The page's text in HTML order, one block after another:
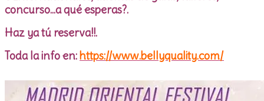
concurso...a qué esperas?.
Haz ya tú reserva!!.
Toda la info en:https://www.bellyquality.com/